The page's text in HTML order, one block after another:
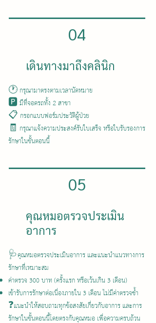
04
เดินทางมาถึงคลินิก
🕐 กรุณามาตรงตามเวลานัดหมาย
🅿️ มีที่จอดรถทั้ง 2 สาขา
📋 กรอกแบบฟอร์มประวัติผู้ป่วย
🧾 กรุณาแจ้งความประสงค์รับใบเสร็จ หรือใบรับรองการ
รักษาในขั้นตอนนี้
05
คุณหมอตรวจประเมิน
อาการ
🩺คุณหมอตรวจประเมินอาการ และแนะนำแนวทางการ
รักษาที่เหมาะสม
ค่าตรวจ 300 บาท (ครั้งแรก หรือเว้นเกิน 3 เดือน)
เข้ารับการรักษาต่อเนื่องภายใน 3 เดือน ไม่มีค่าตรวจซ้ำ
❓แนะนำให้สอบถามทุกข้อสงสัยเกี่ยวกับอาการ และการ
รักษาในขั้นตอนนี้โดยตรงกับคุณหมอ เพื่อความครบถ้วน